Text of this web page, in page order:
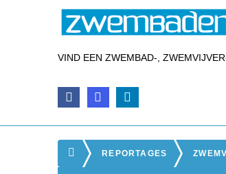
VIND EEN ZWEMBAD-,
REPORTAGES